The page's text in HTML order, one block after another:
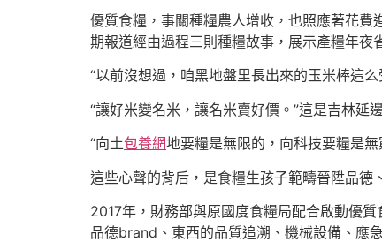
優質食糧，事關種糧農人增收，也照應著花
期報道經由過程三則種糧故事，展示產糧年夜
“以前沒想過，咱黑地盤里長出來的玉米棒這
“讓好米變名米，讓名米賣好價。”這是吉林延
“向土包養網地要糧是無限的，向科技要糧是
這些心聲的背后，是食糧生孩子範疇晉陞品
2017年，財務部與原國度食糧局配合啟動優
品德brand、東西的品質追溯、機械設備、應